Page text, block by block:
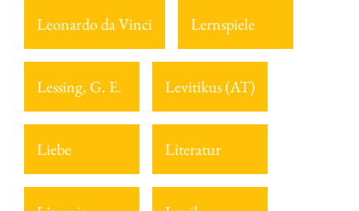
Leonardo da Vinci Lernspiele
Lessing, G. E. Levitikus (AT)
Liebe Literatur